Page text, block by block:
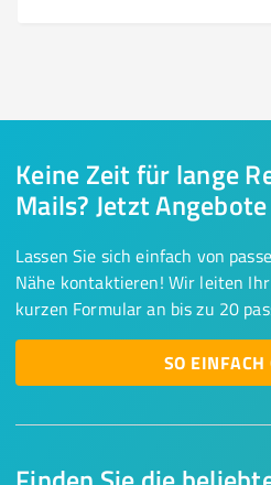
Keine Zeit für lange
Mails? Jetzt
Lassen Sie sich einfach von
Nähe kontaktieren! Wir leiten
kurzen Formular an bis zu 20
SO EINFACH